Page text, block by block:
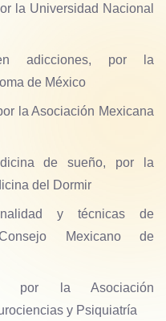
la Universidad Nacional
adicciones, por la
de México
la Asociación Mexicana
de sueño, por la
del Dormir
y técnicas de
Mexicano de
por la Asociación
y Psiquiatría